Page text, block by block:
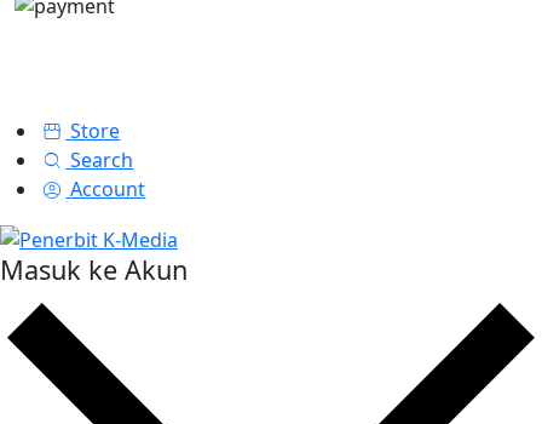
Store
Search
Account
Masuk ke Akun